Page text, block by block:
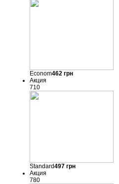
Econom462 грн
Акция
710
Standard497грн
Акция
780